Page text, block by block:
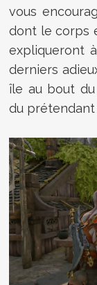
vous
dont le corps
expliqueront
derniers
île au bout
du prétendant